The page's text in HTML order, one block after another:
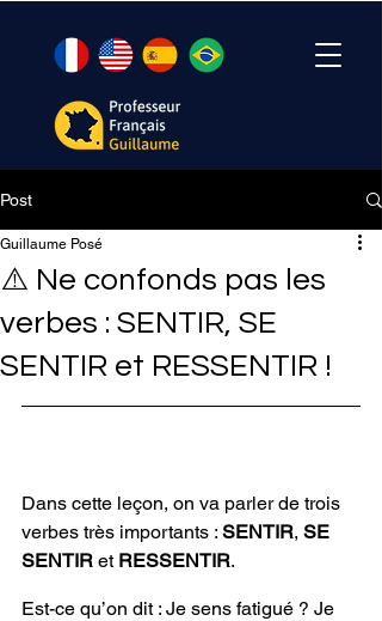
Post
⚠️ Ne confonds pas les
verbes : SENTIR, SE
SENTIR et RESSENTIR !
Guillaume Posé
Dans cette leçon, on va parler de trois
verbes très importants : SENTIR, SE
SENTIR et RESSENTIR.
Est-ce qu’on dit : Je sens fatigué ? Je